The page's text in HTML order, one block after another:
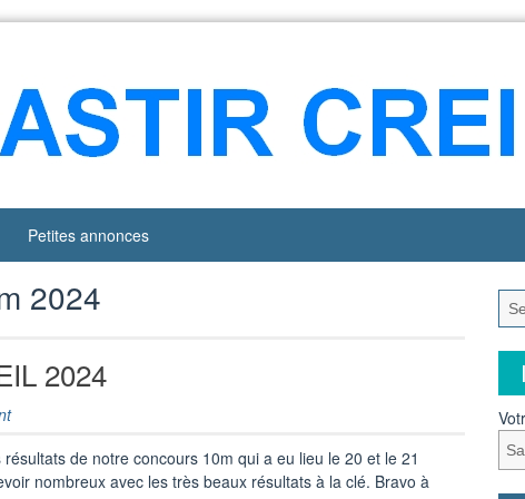
Petites annonces
2024
2024
de notre concours 10m qui a eu lieu le 20 et le 21
nombreux avec les très beaux résultats à la clé. Bravo à